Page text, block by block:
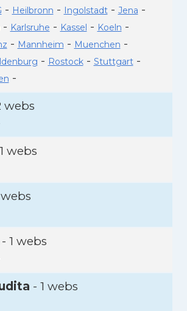
- Heilbronn - Ingolstadt- Jena -
- Karlsruhe - Kassel - Koeln -
- Mannheim - Muenchen -
- Rostock- Stuttgart-
-
webs
webs
webs
- 1 webs
- 1 webs